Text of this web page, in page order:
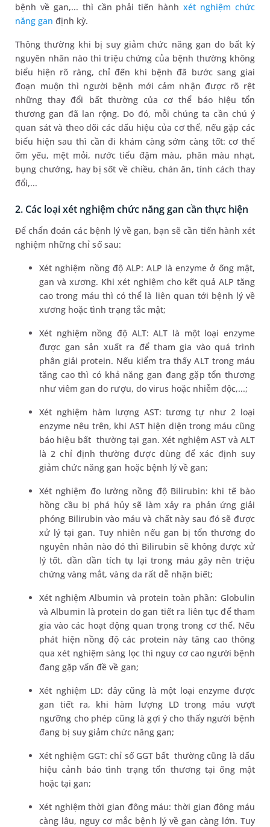
bệnh về gan,... thì cần phải tiến hànhxét nghiệm chức
năng gan định kỳ.
Thông thường khi bị suy giảm chức năng gan do bất kỳ
nguyên nhân nào thì triệu chứng của bệnh thường không
biểu hiện rõ ràng, chỉ đến khi bệnh đã bước sang giai
đoạn muộn thì người bệnh mới cảm nhận được rõ rệt
những thay đổi bất thường của cơ thể báo hiệu tổn
thương gan đã lan rộng. Do đó, mỗi chúng ta cần chú ý
quan sát và theo dõi các dấu hiệu của cơ thể, nếu gặp các
biểu hiện sau thì cần đi khám càng sớm càng tốt: cơ thể
ốm yếu, mệt mỏi, nước tiểu đậm màu, phân màu nhạt,
bụng chướng, hay bị sốt về chiều, chán ăn, tính cách thay
đổi,...
2. Các loại xét nghiệm chức năng gan cần thực hiện
Để chẩn đoán các bệnh lý về gan, bạn sẽ cần tiến hành xét
nghiệm những chỉ số sau:
Xét nghiệm nồng độ ALP: ALP là enzyme ở ống mật,
gan và xương. Khi xét nghiệm cho kết quả ALP tăng
cao trong máu thì có thể là liên quan tới bệnh lý về
xương hoặc tình trạng tắc mật;
Xét nghiệm nồng độ ALT: ALT là một loại enzyme
được gan sản xuất ra để tham gia vào quá trình
phân giải protein. Nếu kiểm tra thấy ALT trong máu
tăng cao thì có khả năng gan đang gặp tổn thương
như viêm gan do rượu, do virus hoặc nhiễm độc,...;
Xét nghiệm hàm lượng AST: tương tự như 2 loại
enzyme nêu trên, khi AST hiện diện trong máu cũng
báo hiệu bất thường tại gan. Xét nghiệm AST và ALT
là 2 chỉ định thường được dùng để xác định suy
giảm chức năng gan hoặc bệnh lý về gan;
Xét nghiệm đo lường nồng độ Bilirubin: khi tế bào
hồng cầu bị phá hủy sẽ làm xảy ra phản ứng giải
phóng Bilirubin vào máu và chất này sau đó sẽ được
xử lý tại gan. Tuy nhiên nếu gan bị tổn thương do
nguyên nhân nào đó thì Bilirubin sẽ không được xử
lý tốt, dần dần tích tụ lại trong máu gây nên triệu
chứng vàng mắt, vàng da rất dễ nhận biết;
Xét nghiệm Albumin và protein toàn phần: Globulin
và Albumin là protein do gan tiết ra liên tục để tham
gia vào các hoạt động quan trọng trong cơ thể. Nếu
phát hiện nồng độ các protein này tăng cao thông
qua xét nghiệm sàng lọc thì nguy cơ cao người bệnh
đang gặp vấn đề về gan;
Xét nghiệm LD: đây cũng là một loại enzyme được
gan tiết ra, khi hàm lượng LD trong máu vượt
ngưỡng cho phép cũng là gợi ý cho thấy người bệnh
đang bị suy giảm chức năng gan;
Xét nghiệm GGT: chỉ số GGT bất thường cũng là dấu
hiệu cảnh báo tình trạng tổn thương tại ống mật
hoặc tại gan;
Xét nghiệm thời gian đông máu: thời gian đông máu
càng lâu, nguy cơ mắc bệnh lý về gan càng lớn. Tuy